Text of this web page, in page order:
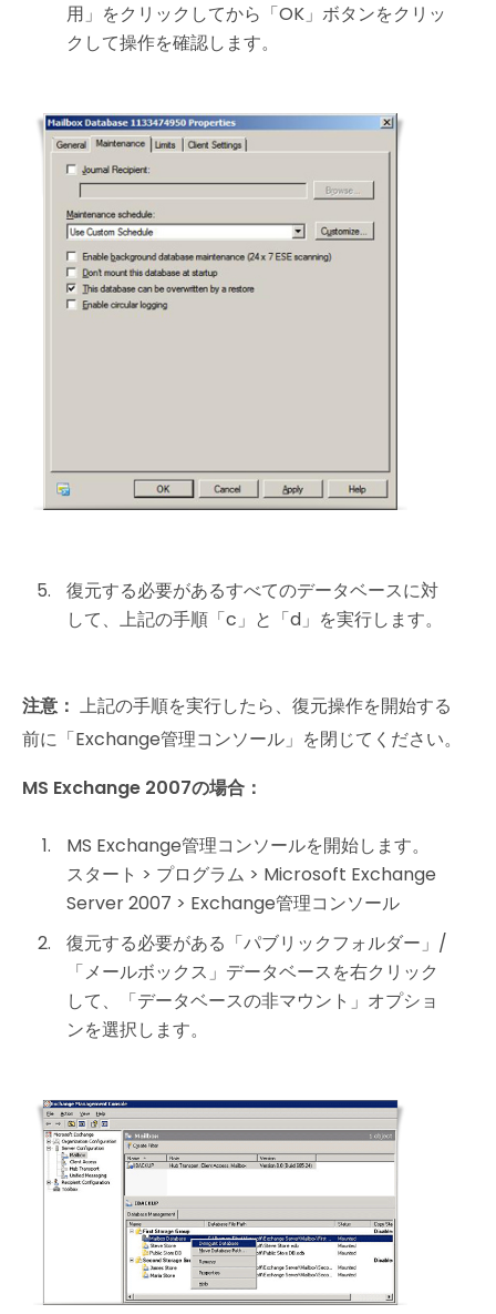
用」をクリックしてから「OK」ボタンをクリッ
クして操作を確認します。
復元する必要があるすべてのデータベースに対
して、上記の手順「c」と「d」を実行します。
注意： 上記の手順を実行したら、復元操作を開始する
前に「Exchange管理コンソール」を閉じてください。
MS Exchange 2007の場合：
MS Exchange管理コンソールを開始します。
スタート > プログラム > Microsoft Exchange
Server 2007 > Exchange管理コンソール
復元する必要がある「パブリックフォルダー」/
「メールボックス」データベースを右クリック
して、「データベースの非マウント」オプショ
ンを選択します。